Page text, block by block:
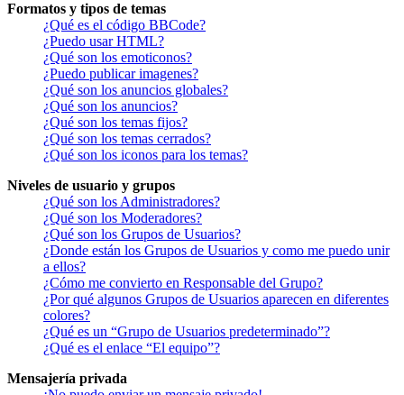
Formatos y tipos de temas
¿Qué es el código BBCode?
¿Puedo usar HTML?
¿Qué son los emoticonos?
¿Puedo publicar imagenes?
¿Qué son los anuncios globales?
¿Qué son los anuncios?
¿Qué son los temas fijos?
¿Qué son los temas cerrados?
¿Qué son los iconos para los temas?
Niveles de usuario y grupos
¿Qué son los Administradores?
¿Qué son los Moderadores?
¿Qué son los Grupos de Usuarios?
¿Donde están los Grupos de Usuarios y como me puedo unir
a ellos?
¿Cómo me convierto en Responsable del Grupo?
¿Por qué algunos Grupos de Usuarios aparecen en diferentes
colores?
¿Qué es un “Grupo de Usuarios predeterminado”?
¿Qué es el enlace “El equipo”?
Mensajería privada